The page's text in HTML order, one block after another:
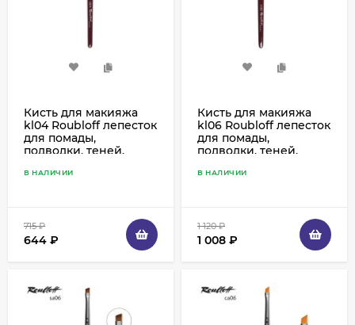
Кисть для макияжа
kl04 Roubloff лепесток
для помады,
подводки, теней,
В НАЛИЧИИ
715₽
644 ₽
Кисть для макияжа
kl06 Roubloff лепесток
для помады,
подводки, теней,
В НАЛИЧИИ
1 120₽
1 008 ₽